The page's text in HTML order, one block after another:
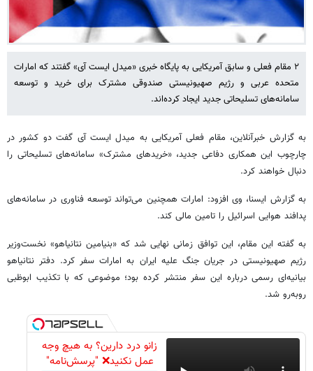
۲ مقام فعلی و سابق آمریکایی به پایگاه خبری «میدل ایست آی» گفتند که امارات
متحده عربی و رژیم صهیونیستی صندوقی مشترک برای خرید و توسعه
سامانه‌های تسلیحاتی جدید ایجاد کرده‌اند.
به گزارش خبرآنلاین، مقام فعلی آمریکایی به میدل ایست آی گفت دو کشور در
چارچوب این همکاری دفاعی جدید، «خریدهای مشترک» سامانه‌های تسلیحاتی را
دنبال خواهند کرد.
به گزارش ایسنا، وی افزود: امارات همچنین می‌تواند توسعه فناوری در سامانه‌های
پدافند هوایی اسرائیل را تامین مالی کند.
به گفته این مقام، این توافق زمانی نهایی شد که «بنیامین نتانیاهو» نخست‌وزیر
رژیم صهیونیستی در جریان جنگ علیه ایران به امارات سفر کرد. دفتر نتانیاهو
بیانیه‌ای رسمی درباره این سفر منتشر کرده بود؛ موضوعی که با تکذیب ابوظبی
روبه‌رو شد.
زانو درد دارین؟ به هیچ وجه
عمل نکنید❌ "پرسش‌نامه"